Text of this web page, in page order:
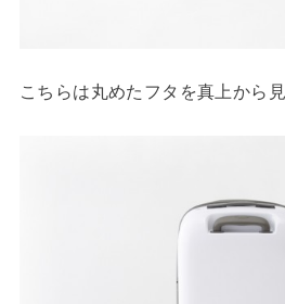
こちらは丸めたフタを真上から